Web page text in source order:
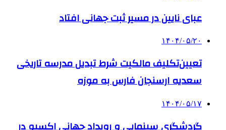
عبای نایین در مسیر ثبت جهانی افتاد
۱۴۰۴/۰۵/۲۰
تعیین‌تکلیف مالکیت شرط تبدیل مدرسه تاریخی
سعدیه ارسنجان فارس به موزه
۱۴۰۴/۰۵/۱۷
گردشگری سینمایی و رویداد جهانی اکسپو در